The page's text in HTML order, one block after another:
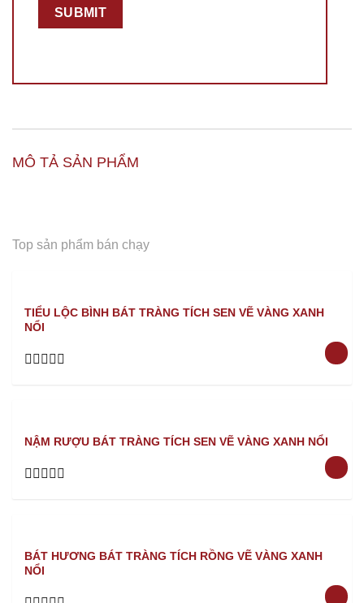
MÔ TẢ SẢN PHẨM
Top sản phẩm bán chạy
TIỂU LỘC BÌNH BÁT TRÀNG TÍCH SEN VẼ VÀNG XANH
NỔI
NẬM RƯỢU BÁT TRÀNG TÍCH SEN VẼ VÀNG XANH NỔI
BÁT HƯƠNG BÁT TRÀNG TÍCH RỒNG VẼ VÀNG XANH
NỔI